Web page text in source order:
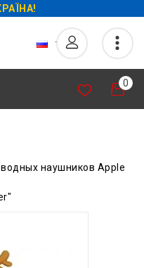
0
наушников Apple